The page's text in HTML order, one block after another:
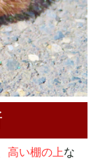
高い棚の上な